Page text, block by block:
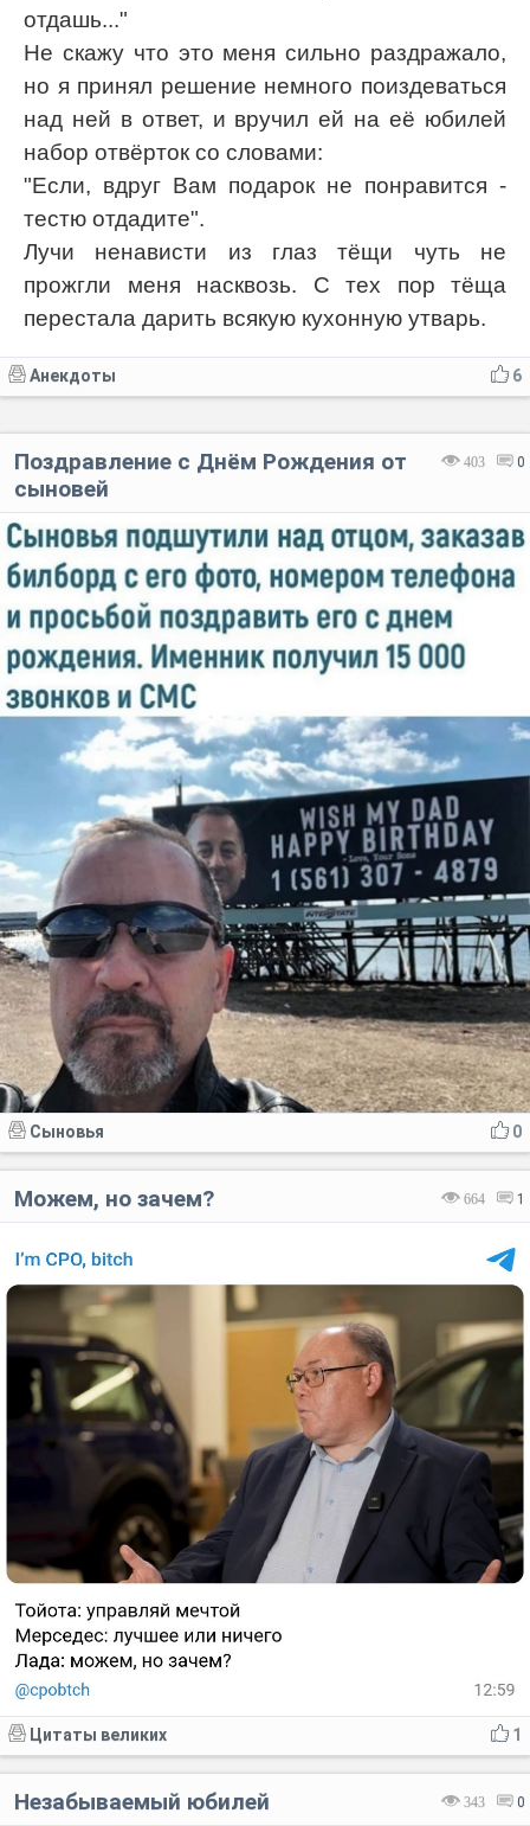
отдашь..."
Не скажу что это меня сильно раздражало,
но я принял решение немного поиздеваться
над ней в ответ, и вручил ей на её юбилей
набор отвёрток со словами:
"Если, вдруг Вам подарок не понравится -
тестю отдадите".
Лучи ненависти из глаз тёщи чуть не
прожгли меня насквозь. С тех пор тёща
перестала дарить всякую кухонную утварь.
6
Анекдоты
403 0
Поздравление с Днём Рождения от
сыновей
0
Сыновья
664 1
Можем, но зачем?
1
Цитаты великих
343 0
Незабываемый юбилей